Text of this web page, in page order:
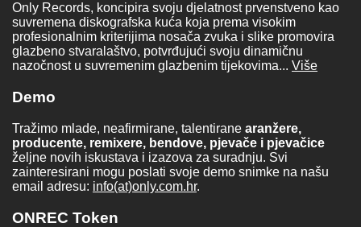
Only Records, koncipira svoju djelatnost prvenstveno kao
suvremena diskografska kuća koja prema visokim
profesionalnim kriterijima nosača zvuka i slike promovira
glazbeno stvaralaštvo, potvrđujući svoju dinamičnu
nazočnost u suvremenim glazbenim tijekovima... Više
Demo
Tražimo mlade, neafirmirane, talentirane aranžere,
producente, remixere, bendove, pjevače i pjevačice
željne novih iskustava i izazova za suradnju. Svi
zainteresirani mogu poslati svoje demo snimke na našu
email adresu: info(at)only.com.hr.
ONREC Token